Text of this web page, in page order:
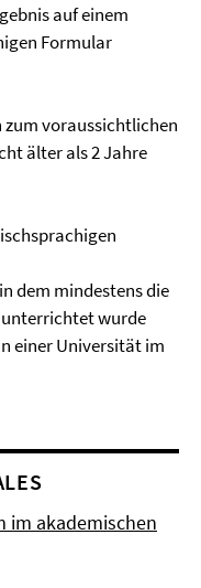
auf einem
Formular
zum voraussichtlichen
älter als 2 Jahre
dem mindestens die
unterrichtet wurde
einer Universität im
im akademischen